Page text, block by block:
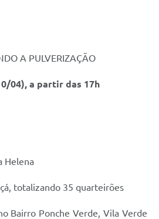
A PULVERIZAÇÃO
04), a partir das 17h
Helena
totalizando 35 quarteirões
Bairro Ponche Verde, Vila Verde